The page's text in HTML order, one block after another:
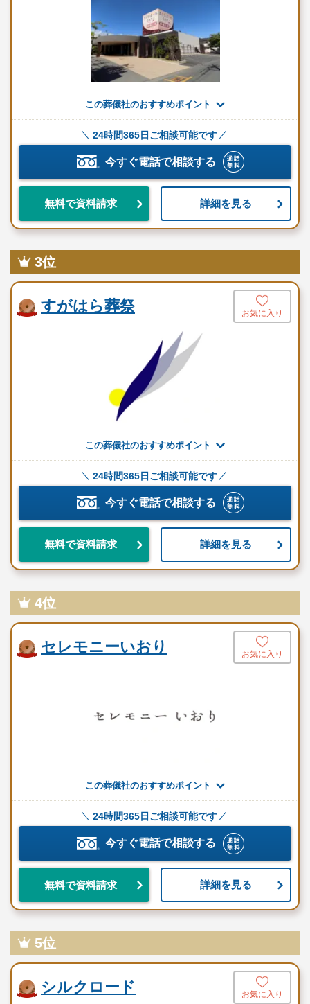
い、大切な時間をサポートすることを目指しています。
自社式場での安心・快適な葬送
セレモニーはなつね（茨城）は、埼玉県と茨城県に自社式場を完
これにより、故人様との最後のひとときを、落ち着いた雰囲気の
中で過ごすことが可能です。
自社式場のはなつね家族葬ホール古河は、バリアフリー対応で、
身体が不自由な方でも安心してお越しいただける施設です。
また、白木調の常設祭壇が清潔感を感じさせ、心温まる葬送が提
供されます。
花にこだわった葬送の演出
セレモニーはなつね（茨城）は、花屋から発展した葬儀社とし
て、祭壇やお別れ花にこだわりを持っています。
自社で花の販売やフラワーギフトを扱うお花部門があり、中間コ
ストを抑えることで、高品質な生花を低価格で提供しています。
式場をたくさんの花で彩り、故人様への最良のお別れを演出しま
祭壇やお別れ花も生花でご用意し、ご遺族の心に残る時間となる
ようお手伝いしています。
安心・信頼の経験豊かなスタッフ
セレモニーはなつね（茨城）のスタッフは、葬儀に関する豊かな
知識と経験を持っており、事前相談から葬儀、法事まで徹底的に
サポートします。
仏壇、仏具、ご法要に関するご相談から遺品整理まで、どんなこ
とでも気軽に相談可能で、葬儀後のアフターサポートも充実して
ご遺族の悩みや困りごとに寄り添い、最後まで手厚いお手伝いを
行なっている点も魅力です。
セレモニーはなつね（茨城）のおすすめポ
セレモニーはなつね（茨城）は、安心・明瞭な価格設定と充実し
方々が抱える不安を軽減するために、常に寄り添ったお手伝いを
心がけています。
高評価を受け続けているお客様の声からも、信頼されるサービス
明瞭価格の多様な葬儀プラン
セレモニーはなつね（茨城）は、最低限の葬儀内容で費用を抑え
過ごす家族葬まで、様々なご要望に対応できるプランを用意して
います。
すべてのプランは明瞭な価格設定で、追加費用の心配もありませ
ん。
この葬儀社のおすすめポイント
24時間365日ご相談可能です
今すぐ電話で相談する
無料で資料請求 詳細を見る
3位
すがはら葬祭 お気に入り
この葬儀社のおすすめポイント
24時間365日ご相談可能です
今すぐ電話で相談する
無料で資料請求 詳細を見る
4位
セレモニーいおり お気に入り
この葬儀社のおすすめポイント
24時間365日ご相談可能です
今すぐ電話で相談する
無料で資料請求 詳細を見る
5位
シルクロード お気に入り